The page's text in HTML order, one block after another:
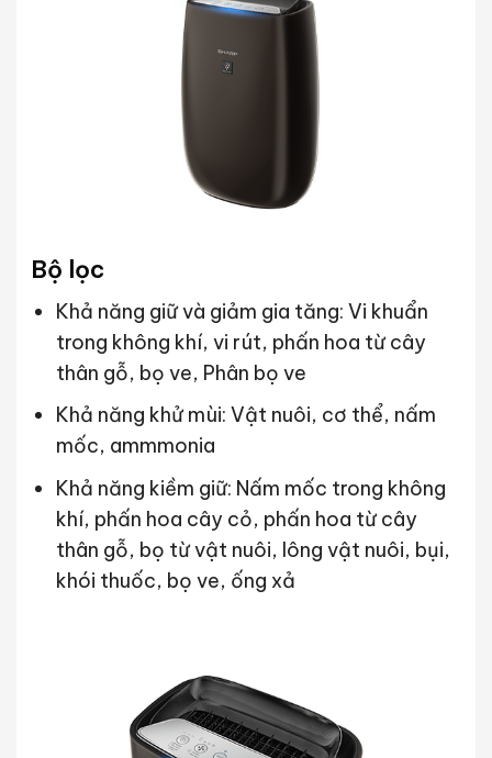
Bộ lọc
Khả năng giữ và giảm gia tăng: Vi khuẩn
trong không khí, vi rút, phấn hoa từ cây
thân gỗ, bọ ve, Phân bọ ve
Khả năng khử mùi: Vật nuôi, cơ thể, nấm
mốc, ammmonia
Khả năng kiềm giữ: Nấm mốc trong không
khí, phấn hoa cây cỏ, phấn hoa từ cây
thân gỗ, bọ từ vật nuôi, lông vật nuôi, bụi,
khói thuốc, bọ ve, ống xả